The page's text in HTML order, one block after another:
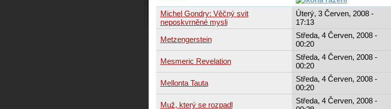
Michel Gondry: Věčný svit
neposkvrněné mysli
Úterý, 3 Červen, 2008 -
17:13
Metzengerstein
Středa, 4 Červen, 2008 -
00:20
Mesmeric Revelation
Středa, 4 Červen, 2008 -
00:20
Mellonta Tauta
Středa, 4 Červen, 2008 -
00:20
Muž, který se rozpadl
Středa, 4 Červen, 2008 -